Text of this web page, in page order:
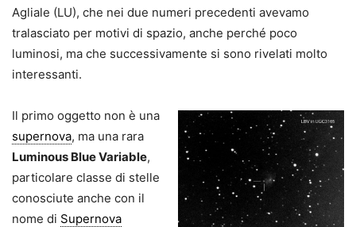
Agliale (LU), che nei due numeri precedenti avevamo
tralasciato per motivi di spazio, anche perché poco
luminosi, ma che successivamente si sono rivelati molto
interessanti.
Il primo oggetto non è una
supernova, ma una rara
Luminous Blue Variable,
particolare classe di stelle
conosciute anche con il
nome di Supernova